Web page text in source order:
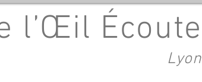
l’Œil Écoute
Lyon